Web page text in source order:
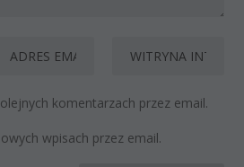
komentarzach przez email.
wpisach przez email.